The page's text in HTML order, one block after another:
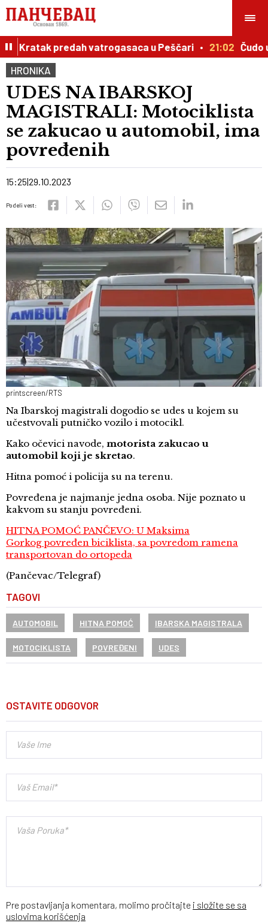
Kratak predah vatrogasaca u Peščari 21:02 Čudo u
HRONIKA
UDES NA IBARSKOJ
MAGISTRALI: Motociklista
se zakucao u automobil, ima
povređenih
15:25 29.10.2023
Podeli vest:
printscreen/RTS
Na Ibarskoj magistrali dogodio se udes u kojem su
učestvovali putničko vozilo i motocikl.
Kako očevici navode, motorista zakucao u
automobil koji je skretao.
Hitna pomoć i policija su na terenu.
Povređena je najmanje jedna osoba. Nije poznato u
kakvom su stanju povređeni.
HITNA POMOĆ PANČEVO: U Maksima
Gorkog povređen biciklista, sa povredom ramena
transportovan do ortopeda
(Pančevac/Telegraf)
TAGOVI
AUTOMOBIL HITNA POMOĆ IBARSKA MAGISTRALA
MOTOCIKLISTA POVREĐENI UDES
OSTAVITE ODGOVOR
Pre postavljanja komentara, molimo pročitajte i složite se sa
uslovima korišćenja